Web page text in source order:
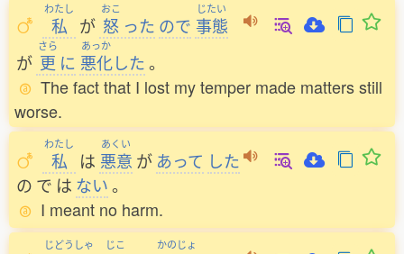
わたし
私 が
おこ
怒 った ので
じたい
事態
が
さら
更 に
あっか
悪化した。
The fact that I lost my temper made matters still
worse.
わたし
私 は
あくい
悪意 が あって した
の で は ない。
I meant no harm.
じどうしゃ じこ かのじょ